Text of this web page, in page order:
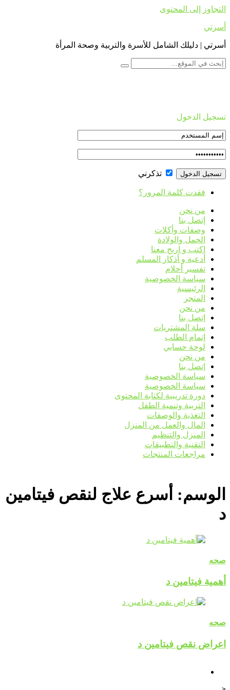
التجاوز إلى المحتوى
أسرتي
أسرتي | دليلك الشامل للأسرة والتربية وصحة المرأة
تسجيل الدخول
تذكرني
فقدت كلمة المرور؟
من نحن
إتصل بنا
وصفات وأكلات
الحمل والولادة
اكتب و اربح معنا
أدعية و أذكار المسلم
تفسير أحلام
سياسة الخصوصية
الرئيسية
المتجر
من نحن
إتصل بنا
سلة المشتريات
إتمام الطلب
لوحة حسابي
من نحن
إتصل بنا
سياسة الخصوصية
سياسة الخصوصية
دورة تدريبية لكتابة المحتوى
التربية وتنمية الطفل
التغذية والوصفات
المال والعمل من المنزل
المنزل والتنظيم
التقنية والتطبيقات
مراجعات المنتجات
الوسم: أسرع علاج لنقص فيتامين
د
صحه
أهمية فيتامين د
صحه
اعراض نقص فيتامين د